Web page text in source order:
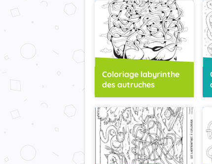
Coloriage labyrinthe
des autruches